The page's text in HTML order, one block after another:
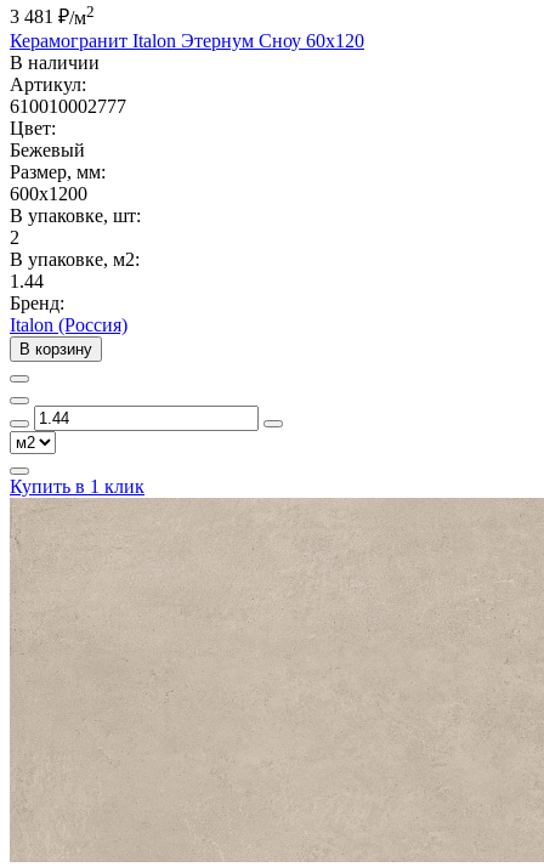
3 481 ₽/м2
Керамогранит Italon Этернум Сноу 60x120
В наличии
Артикул:
610010002777
Цвет:
Бежевый
Размер, мм:
600x1200
В упаковке, шт:
2
В упаковке, м2:
1.44
Бренд:
Italon (Россия)
В корзину
Купить в 1 клик